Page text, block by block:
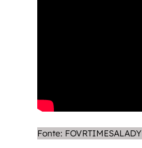
Fonte: FOVRTIMESALADY